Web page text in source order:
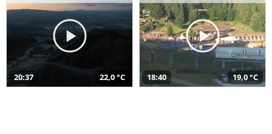
20:37 22,0 °C 18:40 19,0 °C